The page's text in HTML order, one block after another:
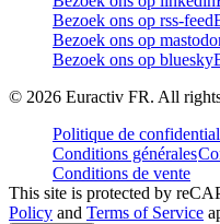
Bezoek ons op rss-feed
Bezoek ons op
Bezoek ons op bluesky
© 2026 Euractiv FR. All
Politique de
Conditions générales
Conditions de vente
This site is protected by
Policy and Terms of Service